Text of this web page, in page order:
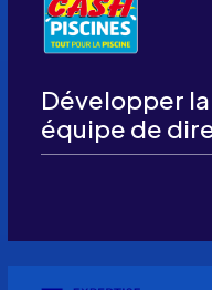
Développer
équipe de